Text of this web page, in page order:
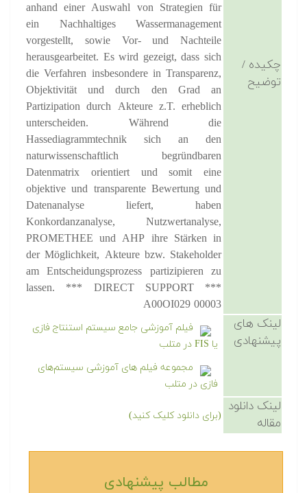
چکیده /
توضیح
anhand einer Auswahl von Strategien für
ein Nachhaltiges Wassermanagement
vorgestellt, sowie Vor- und Nachteile
herausgearbeitet. Es wird gezeigt, dass sich
die Verfahren insbesondere in Transparenz,
Objektivität und durch den Grad an
Partizipation durch Akteure z.T. erheblich
unterscheiden. Während die
Hassediagrammtechnik sich an den
naturwissenschaftlich begründbaren
Datenmatrix orientiert und somit eine
objektive und transparente Bewertung und
Datenanalyse liefert, haben
Konkordanzanalyse, Nutzwertanalyse,
PROMETHEE und AHP ihre Stärken in
der Möglichkeit, Akteure bzw. Stakeholder
am Entscheidungsprozess partizipieren zu
lassen. *** DIRECT SUPPORT ***
A00OI029 00003
لینک های
پیشنهادی
فیلم آموزشی جامع سیستم استنتاج فازی
یا FIS در متلب
مجموعه فیلم های آموزشی سیستم‌های
فازی در متلب
لینک دانلود
مقاله
(برای دانلود کلیک کنید)
مطالب پیشنهادی‎